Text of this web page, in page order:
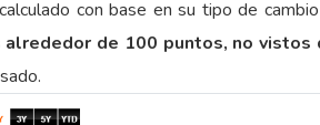
con base en su tipo de
de 100 puntos, no vistos